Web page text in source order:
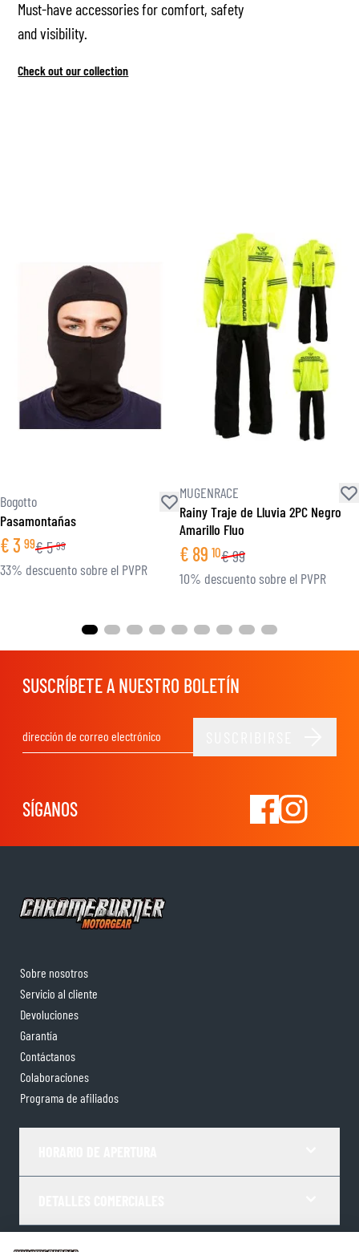
Must-have accessories for comfort, safety
and visibility.
Check out our collection
Bogotto
Pasamontañas
€3 99€5 99
33% descuento sobre el PVPR
MUGENRACE
Rainy Traje de Lluvia 2PC Negro
Amarillo Fluo
€ 89 10€99
10% descuento sobre el PVPR
SUSCRÍBETE A NUESTRO BOLETÍN
SÍGANOS
Sobre nosotros
Servicio al cliente
Devoluciones
Garantía
Contáctanos
Colaboraciones
Programa de afiliados